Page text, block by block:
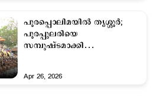
പൂരപ്പൊലിമയിൽ തൃശ്ശൂർ;
പൂരപ്പുലരിയെ
സമ്പുഷ്ടമാക്കി
Apr 26, 2026